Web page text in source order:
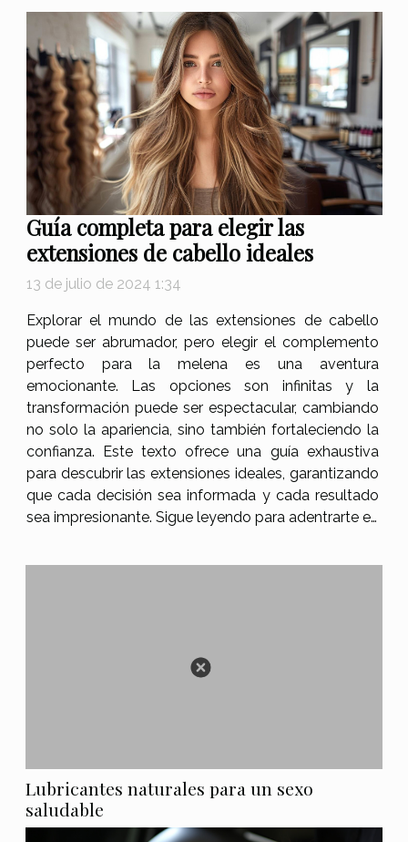
Guía completa para elegir las
extensiones de cabello ideales
13 de julio de 2024 1:34
Explorar el mundo de las extensiones de cabello
puede ser abrumador, pero elegir el complemento
perfecto para la melena es una aventura
emocionante. Las opciones son infinitas y la
transformación puede ser espectacular, cambiando
no solo la apariencia, sino también fortaleciendo la
confianza. Este texto ofrece una guía exhaustiva
para descubrir las extensiones ideales, garantizando
que cada decisión sea informada y cada resultado
sea impresionante. Sigue leyendo para adentrarte en
encontrar la opción que mejor se adapte a tus
Lubricantes naturales para un sexo
saludable